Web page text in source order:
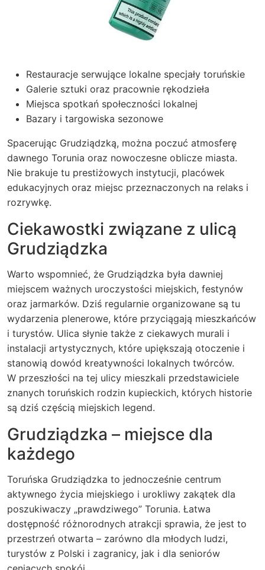
Restauracje serwujące lokalne specjały toruńskie
Galerie sztuki oraz pracownie rękodzieła
Miejsca spotkań społeczności lokalnej
Bazary i targowiska sezonowe
Spacerując Grudziądzką, można poczuć atmosferę
dawnego Torunia oraz nowoczesne oblicze miasta.
Nie brakuje tu prestiżowych instytucji, placówek
edukacyjnych oraz miejsc przeznaczonych na relaks i
rozrywkę.
Ciekawostki związane z ulicą
Grudziądzka
Warto wspomnieć, że Grudziądzka była dawniej
miejscem ważnych uroczystości miejskich, festynów
oraz jarmarków. Dziś regularnie organizowane są tu
wydarzenia plenerowe, które przyciągają mieszkańców
i turystów. Ulica słynie także z ciekawych murali i
instalacji artystycznych, które upiększają otoczenie i
stanowią dowód kreatywności lokalnych twórców.
W przeszłości na tej ulicy mieszkali przedstawiciele
znanych toruńskich rodzin kupieckich, których historie
są dziś częścią miejskich legend.
Grudziądzka – miejsce dla
każdego
Toruńska Grudziądzka to jednocześnie centrum
aktywnego życia miejskiego i urokliwy zakątek dla
poszukiwaczy „prawdziwego” Torunia. Łatwa
dostępność różnorodnych atrakcji sprawia, że jest to
przestrzeń otwarta – zarówno dla młodych ludzi,
turystów z Polski i zagranicy, jak i dla seniorów